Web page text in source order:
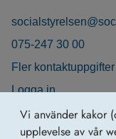
Vi använder kakor
upplevelse av vår
075-247 30 00
Fler kontaktuppgifter
Logga in
Behandling av